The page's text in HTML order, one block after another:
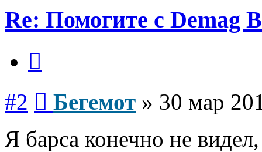
Re: Помогите с Demag
#2 Бегемот » 30 мар
Я барса конечно не